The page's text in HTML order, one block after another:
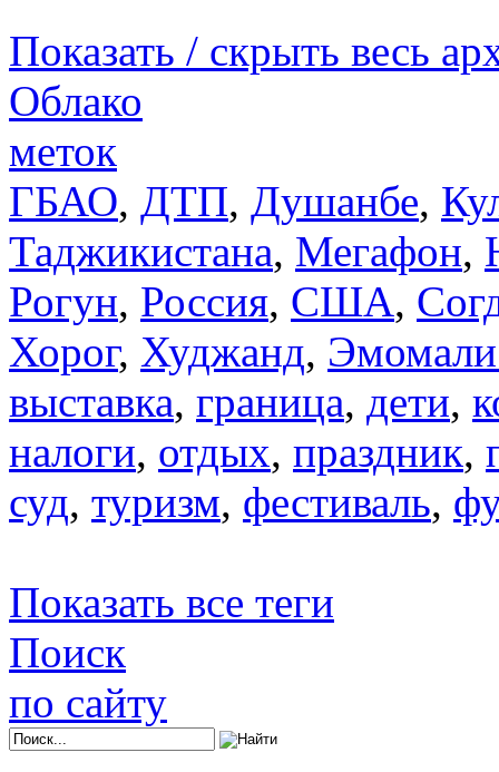
Показать / скрыть весь
Облако
меток
ГБАО, ДТП, Душанбе,
Таджикистана, Мегафон,
Рогун, Россия, США,
Хорог, Худжанд,
выставка, граница, дети,
налоги, отдых, праздник,
суд, туризм, фестиваль,
Показать все теги
Поиск
по сайту